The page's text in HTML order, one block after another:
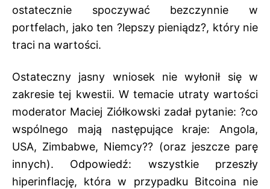
ostatecznie spoczywać bezczynnie w
portfelach, jako ten ?lepszy pieniądz?, który nie
traci na wartości.
Ostateczny jasny wniosek nie wyłonił się w
zakresie tej kwestii. W temacie utraty wartości
moderator Maciej Ziółkowski zadał pytanie: ?co
wspólnego mają następujące kraje: Angola,
USA, Zimbabwe, Niemcy?? (oraz jeszcze parę
innych). Odpowiedź: wszystkie przeszły
hiperinflację, która w przypadku Bitcoina nie